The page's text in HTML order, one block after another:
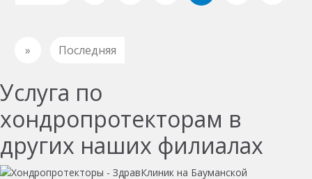
» Последняя
Услуга по
хондропротекторам в
других наших филиалах